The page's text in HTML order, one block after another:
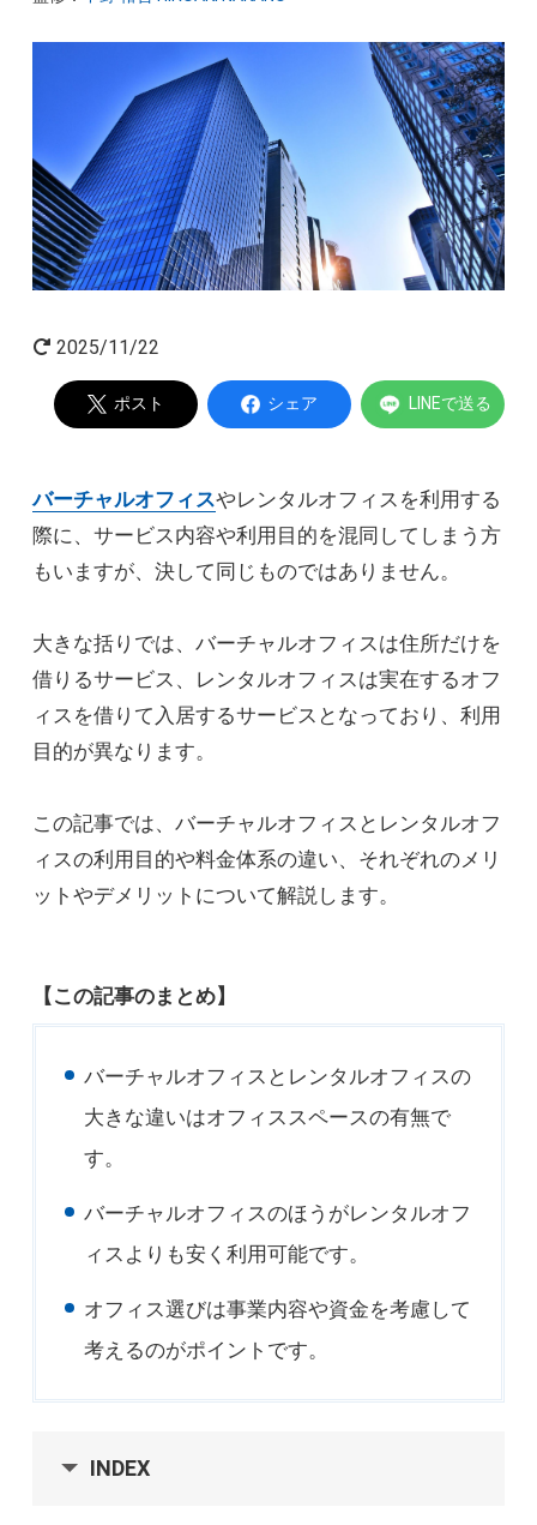
Powered by
2025/11/22
ポスト シェア LINEで送る
バーチャルオフィスやレンタルオフィスを利用する
際に、サービス内容や利用目的を混同してしまう方
もいますが、決して同じものではありません。
大きな括りでは、バーチャルオフィスは住所だけを
借りるサービス、レンタルオフィスは実在するオフ
ィスを借りて入居するサービスとなっており、利用
目的が異なります。
この記事では、バーチャルオフィスとレンタルオフ
ィスの利用目的や料金体系の違い、それぞれのメリ
ットやデメリットについて解説します。
【この記事のまとめ】
バーチャルオフィスとレンタルオフィスの
大きな違いはオフィススペースの有無で
す。
バーチャルオフィスのほうがレンタルオフ
ィスよりも安く利用可能です。
オフィス選びは事業内容や資金を考慮して
考えるのがポイントです。
INDEX